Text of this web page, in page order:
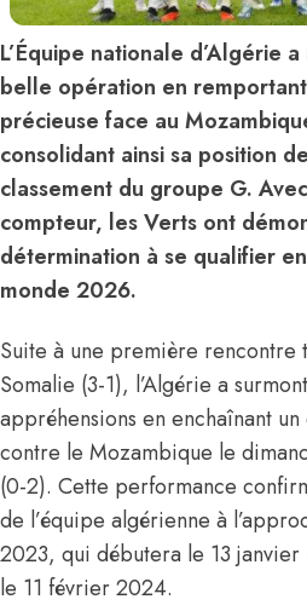
L’Équipe nationale d’Algérie
belle opération en
précieuse face au
consolidant ainsi sa position
classement du groupe G.
compteur, les Verts ont
détermination à se qualifier
monde 2026.
Suite à une première rencontre
Somalie (3-1), l’Algérie a
appréhensions en enchaînant un
contre le Mozambique le
(0-2). Cette performance
de l’équipe algérienne à
2023, qui débutera le 13
le 11 février 2024.